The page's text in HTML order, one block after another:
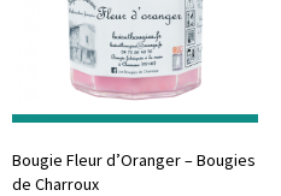
Bougie Fleur d’Oranger – Bougies
de Charroux